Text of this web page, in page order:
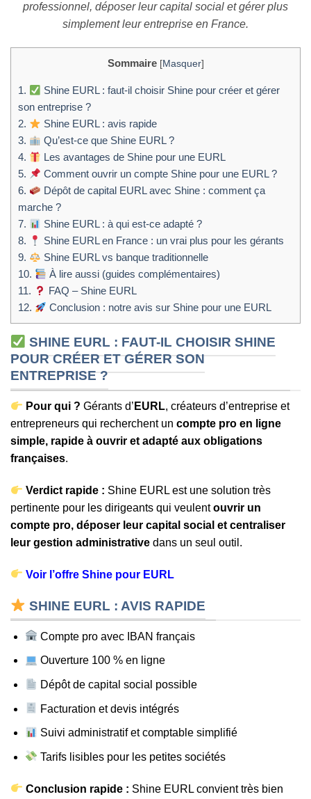
professionnel, déposer leur capital social et gérer plus
simplement leur entreprise en France.
Sommaire [Masquer]
1.
Shine EURL : faut-il choisir Shine pour créer et gérer
son entreprise ?
2.
Shine EURL : avis rapide
3.
Qu’est-ce que Shine EURL ?
4.
Les avantages de Shine pour une EURL
5.
Comment ouvrir un compte Shine pour une EURL ?
6.
Dépôt de capital EURL avec Shine : comment ça
marche ?
7.
Shine EURL : à qui est-ce adapté ?
8.
Shine EURL en France : un vrai plus pour les gérants
9.
Shine EURL vs banque traditionnelle
10.
À lire aussi (guides complémentaires)
11.
FAQ – Shine EURL
12.
Conclusion : notre avis sur Shine pour une EURL
SHINE EURL : FAUT-IL CHOISIR SHINE
POUR CRÉER ET GÉRER SON
ENTREPRISE ?
Pour qui ? Gérants d’ EURL, créateurs d’entreprise et
entrepreneurs qui recherchent un compte pro en ligne
simple, rapide à ouvrir et adapté aux obligations
françaises.
Verdict rapide : Shine EURL est une solution très
pertinente pour les dirigeants qui veulentouvrir un
compte pro, déposer leur capital social et centraliser
leur gestion administrative dans un seul outil.
Voir l’offre Shine pour EURL
SHINE EURL : AVIS RAPIDE
Compte pro avec IBAN français
Ouverture 100 % en ligne
Dépôt de capital social possible
Facturation et devis intégrés
Suivi administratif et comptable simplifié
Tarifs lisibles pour les petites sociétés
Conclusion rapide : Shine EURL convient très bien